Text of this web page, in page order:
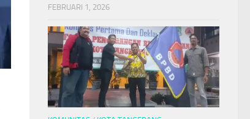
FEBRUARI 1, 2026